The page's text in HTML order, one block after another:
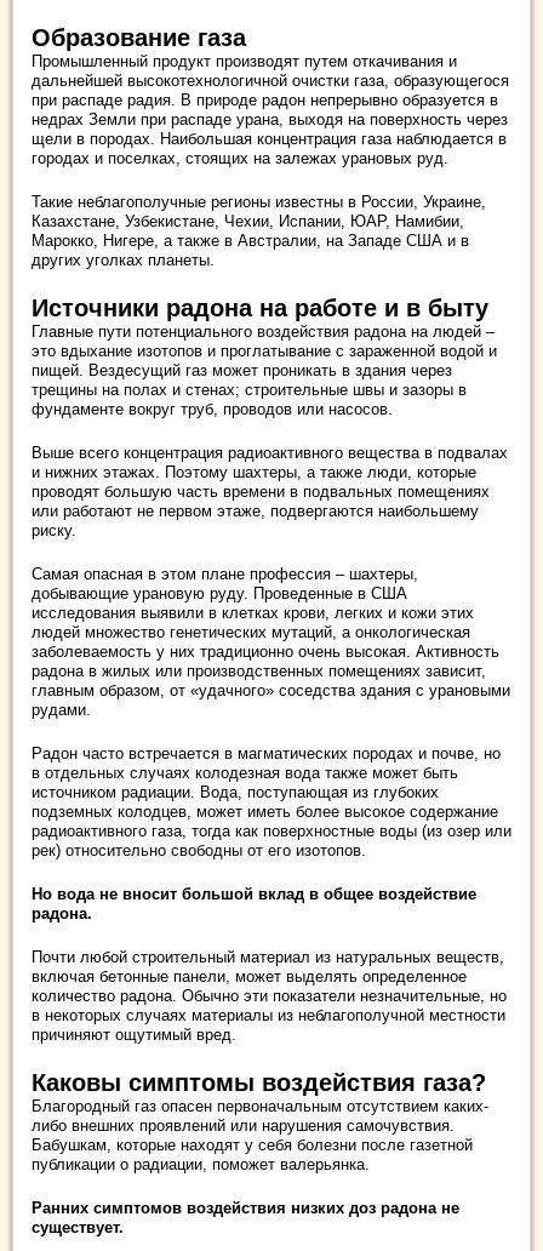
Образование газа
Промышленный продукт производят путем откачивания и
дальнейшей высокотехнологичной очистки газа, образующегося
при распаде радия. В природе радон непрерывно образуется в
недрах Земли при распаде урана, выходя на поверхность через
щели в породах. Наибольшая концентрация газа наблюдается в
городах и поселках, стоящих на залежах урановых руд.
Такие неблагополучные регионы известны в России, Украине,
Казахстане, Узбекистане, Чехии, Испании, ЮАР, Намибии,
Марокко, Нигере, а также в Австралии, на Западе США и в
других уголках планеты.
Источники радона на работе и в быту
Главные пути потенциального воздействия радона на людей –
это вдыхание изотопов и проглатывание с зараженной водой и
пищей. Вездесущий газ может проникать в здания через
трещины на полах и стенах; строительные швы и зазоры в
фундаменте вокруг труб, проводов или насосов.
Выше всего концентрация радиоактивного вещества в подвалах
и нижних этажах. Поэтому шахтеры, а также люди, которые
проводят большую часть времени в подвальных помещениях
или работают не первом этаже, подвергаются наибольшему
риску.
Самая опасная в этом плане профессия – шахтеры,
добывающие урановую руду. Проведенные в США
исследования выявили в клетках крови, легких и кожи этих
людей множество генетических мутаций, а онкологическая
заболеваемость у них традиционно очень высокая. Активность
радона в жилых или производственных помещениях зависит,
главным образом, от «удачного» соседства здания с урановыми
рудами.
Радон часто встречается в магматических породах и почве, но
в отдельных случаях колодезная вода также может быть
источником радиации. Вода, поступающая из глубоких
подземных колодцев, может иметь более высокое содержание
радиоактивного газа, тогда как поверхностные воды (из озер или
рек) относительно свободны от его изотопов.
Но вода не вносит большой вклад в общее воздействие
радона.
Почти любой строительный материал из натуральных веществ,
включая бетонные панели, может выделять определенное
количество радона. Обычно эти показатели незначительные, но
в некоторых случаях материалы из неблагополучной местности
причиняют ощутимый вред.
Каковы симптомы воздействия газа?
Благородный газ опасен первоначальным отсутствием каких-
либо внешних проявлений или нарушения самочувствия.
Бабушкам, которые находят у себя болезни после газетной
публикации о радиации, поможет валерьянка.
Ранних симптомов воздействия низких доз радона не
существует.